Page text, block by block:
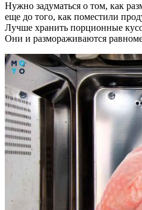
Нужно задуматься о том, как
еще до того, как поместили
Лучше хранить порционные
Они и размораживаются